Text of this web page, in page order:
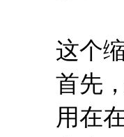
这个
首先
用在